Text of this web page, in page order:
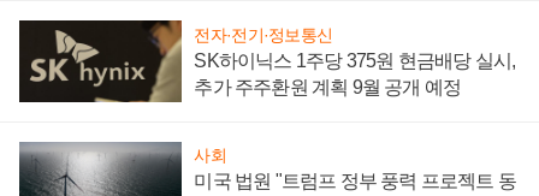
전자·전기·정보통신
SK하이닉스 1주당 375원 현금배당 실시,
추가 주주환원 계획 9월 공개 예정
사회
미국 법원 "트럼프 정부 풍력 프로젝트 동